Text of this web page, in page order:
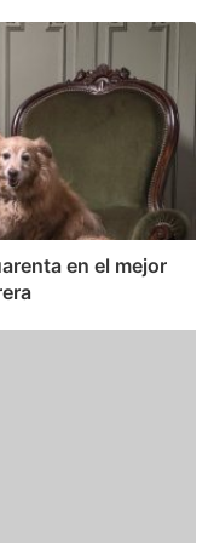
en el mejor